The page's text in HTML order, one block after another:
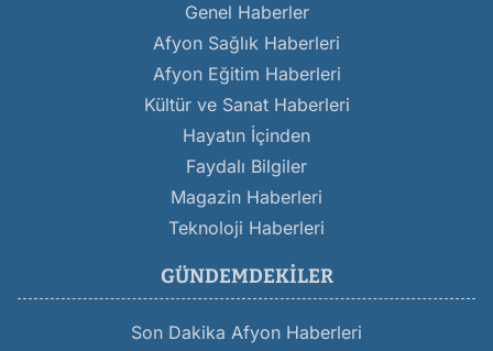
Genel Haberler
Afyon Sağlık Haberleri
Afyon Eğitim Haberleri
Kültür ve Sanat Haberleri
Hayatın İçinden
Faydalı Bilgiler
Magazin Haberleri
Teknoloji Haberleri
GÜNDEMDEKILER
Son Dakika Afyon Haberleri